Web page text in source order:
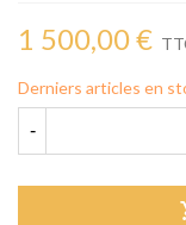
1 500,00 €
Derniers articles en
-